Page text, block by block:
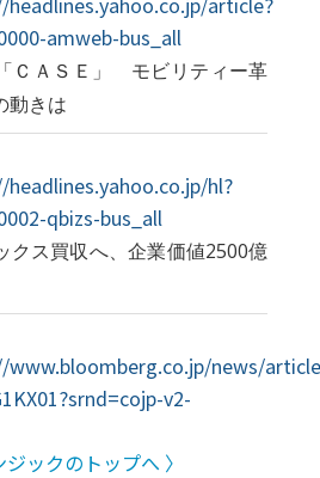
amweb-bus_all
ＣＡＳＥ」 モビリティー革
動きは
hl?
qbizs-bus_all
クス買収へ、企業価値2500億
news/
v2-
ックのトップへ 〉